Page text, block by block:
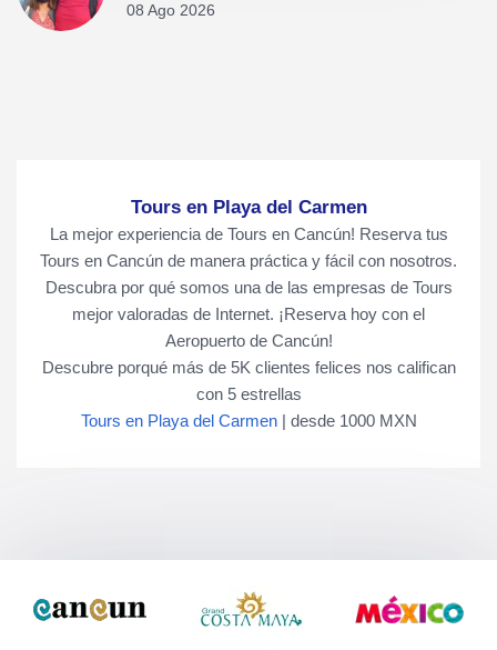
08 Ago 2026
Tours en Playa del Carmen
La mejor experiencia de Tours en Cancún! Reserva tus
Tours en Cancún de manera práctica y fácil con nosotros.
Descubra por qué somos una de las empresas de Tours
mejor valoradas de Internet. ¡Reserva hoy con el
Aeropuerto de Cancún!
Descubre porqué más de 5K clientes felices nos califican
con 5estrellas
Tours en Playa del Carmen| desde 1000MXN